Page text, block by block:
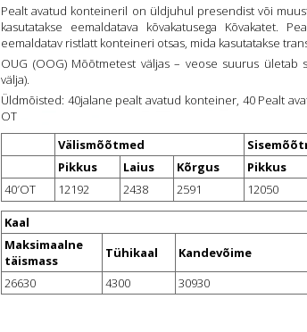
Pealt avatud konteineril on üldjuhul presendist või
kasutatakse eemaldatava kõvakatusega Kõvakatet.
eemaldatav ristlatt konteineri otsas, mida kasutatakse
OUG (OOG) Mõõtmetest väljas – veose suurus
välja).
Üldmõisted: 40jalane pealt avatud konteiner, 40 Pealt
OT
Välismõõtmed
Pikkus
Laius Kõrgus Pikkus
40′OT
12192 2438 2591 12050
Kaal
Maksimaalne
täismass
Tühikaal Kandevõime
26630
4300 30930